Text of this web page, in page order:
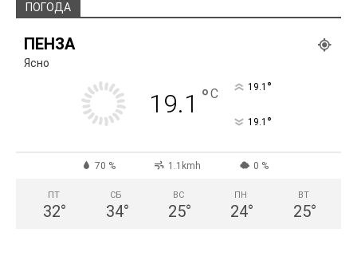
ПОГОДА
ПЕНЗА
Ясно
19.1 °C 19.1 °
19.1 °
70 % 1.1kmh 0 %
ПТ
32°
СБ
34°
ВС
25°
ПН
24°
ВТ
25°